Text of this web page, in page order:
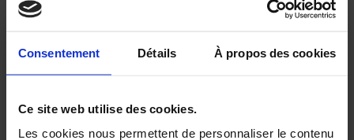
Consentement Détails À propos des cookies
Ce site web utilise des cookies.
Les cookies nous permettent de personnaliser le contenu
hypertextes sur son Site renvoyant à d’autres sites
utilisateurs reconnaissent que Haxoneo n’est pas
responsable du contenu des sites internet auxquels ils
pourront accéder par ce biais ainsi des autres liens
ressources disponibles sur le réseau internet.